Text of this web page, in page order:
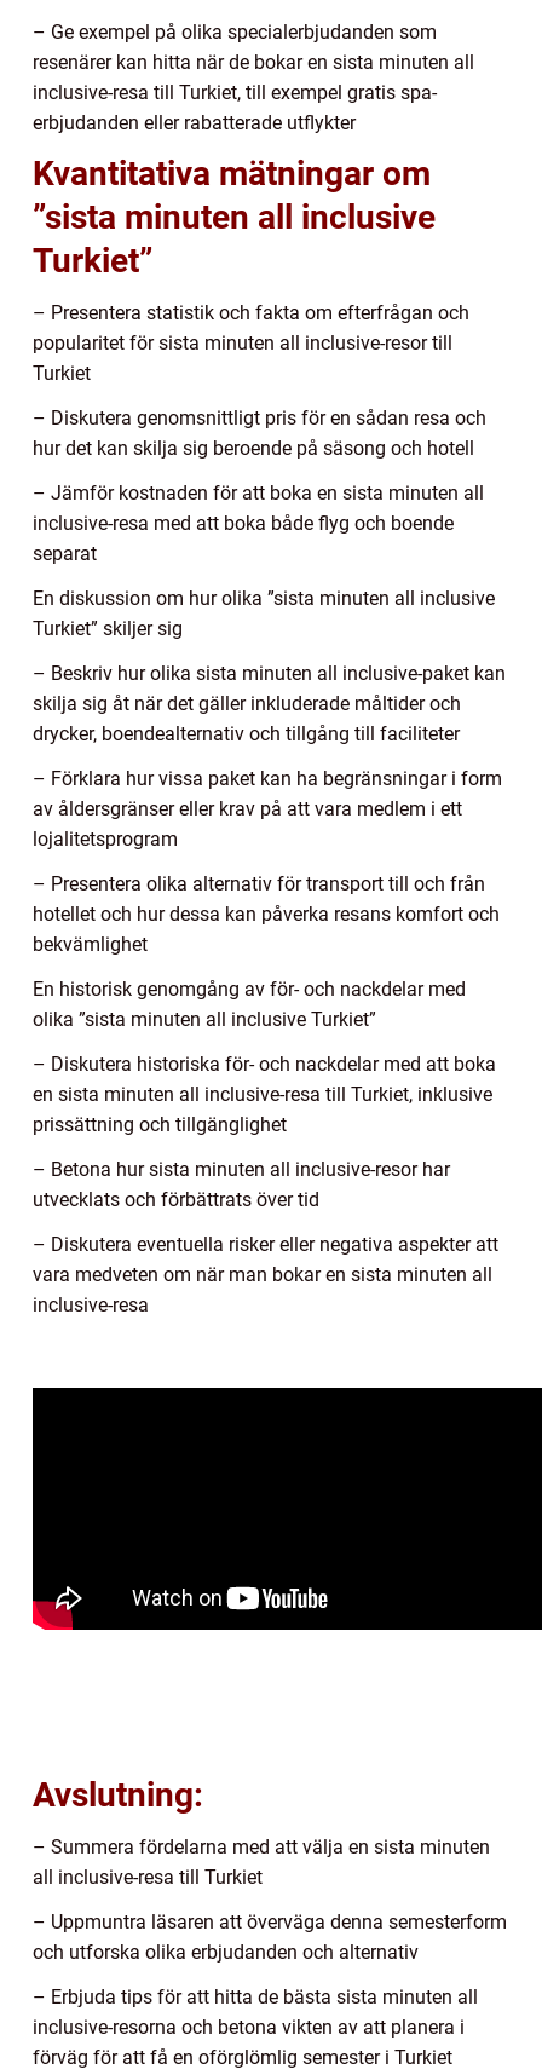
– Ge exempel på olika specialerbjudanden som
resenärer kan hitta när de bokar en sista minuten all
inclusive-resa till Turkiet, till exempel gratis spa-
erbjudanden eller rabatterade utflykter
Kvantitativa mätningar om
”sista minuten all inclusive
Turkiet”
– Presentera statistik och fakta om efterfrågan och
popularitet för sista minuten all inclusive-resor till
Turkiet
– Diskutera genomsnittligt pris för en sådan resa och
hur det kan skilja sig beroende på säsong och hotell
– Jämför kostnaden för att boka en sista minuten all
inclusive-resa med att boka både flyg och boende
separat
En diskussion om hur olika ”sista minuten all inclusive
Turkiet” skiljer sig
– Beskriv hur olika sista minuten all inclusive-paket kan
skilja sig åt när det gäller inkluderade måltider och
drycker, boendealternativ och tillgång till faciliteter
– Förklara hur vissa paket kan ha begränsningar i form
av åldersgränser eller krav på att vara medlem i ett
lojalitetsprogram
– Presentera olika alternativ för transport till och från
hotellet och hur dessa kan påverka resans komfort och
bekvämlighet
En historisk genomgång av för- och nackdelar med
olika ”sista minuten all inclusive Turkiet”
– Diskutera historiska för- och nackdelar med att boka
en sista minuten all inclusive-resa till Turkiet, inklusive
prissättning och tillgänglighet
– Betona hur sista minuten all inclusive-resor har
utvecklats och förbättrats över tid
– Diskutera eventuella risker eller negativa aspekter att
vara medveten om när man bokar en sista minuten all
inclusive-resa
Avslutning:
– Summera fördelarna med att välja en sista minuten
all inclusive-resa till Turkiet
– Uppmuntra läsaren att överväga denna semesterform
och utforska olika erbjudanden och alternativ
– Erbjuda tips för att hitta de bästa sista minuten all
inclusive-resorna och betona vikten av att planera i
förväg för att få en oförglömlig semester i Turkiet